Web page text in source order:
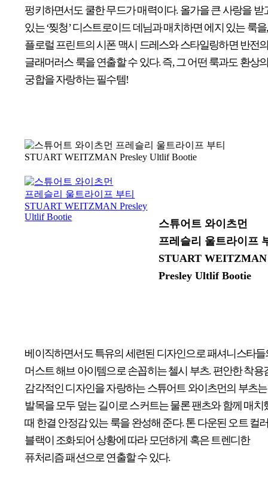
펑키하면서도 쿨한 무드가 매력이다. 올가을 큰 사랑을 받
있는 ‘찢청’ 디스트로이드 데님과 매치하면 에지 있는 룩을,
플로럴 프린트의 시폰 맥시 드레스와 스타일링하면 반전
글래머러스 룩을 연출할 수 있다. 즉, 그 어떤 룩과도 환상
궁합을 자랑하는 필수템!
스튜어트 와이츠먼
프레슬리 울트라이프
STUART WEITZMAN
Presley Ultlif Bootie
베이직하면서도 특유의 세련된 디자인으로 패셔니스타들
머스트 해브 아이템으로 손꼽히는 첼시 부츠. 편안한 착용
감각적인 디자인을 자랑하는 스튜어트 와이츠먼의 부츠는
발목을 모두 덮는 길이로 스커트는 물론 팬츠와 함께 매치
때 한결 안정감 있는 룩을 완성해 준다. 톤 다운된 오트 컬
블랙이 조화되어 상황에 따라 모던하게 혹은 트렌디한
퓨처리즘 패션으로 연출할 수 있다.